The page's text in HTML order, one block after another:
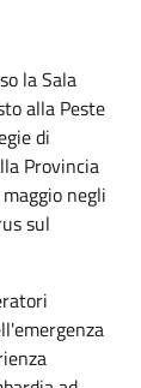
la Sala
alla Peste
di
Provincia
negli
sul